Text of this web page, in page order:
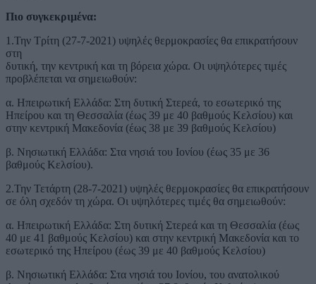
Πιο συγκεκριμένα:
1.Την Τρίτη (27-7-2021) υψηλές θερμοκρασίες θα επικρατήσουν
στη
δυτική, την κεντρική και τη βόρεια χώρα. Οι υψηλότερες τιμές
προβλέπεται να σημειωθούν:
α. Ηπειρωτική Ελλάδα: Στη δυτική Στερεά, το εσωτερικό της
Ηπείρου και τη Θεσσαλία (έως 39 με 40 βαθμούς Κελσίου) και
στην κεντρική Μακεδονία (έως 38 με 39 βαθμούς Κελσίου)
β. Νησιωτική Ελλάδα: Στα νησιά του Ιονίου (έως 35 με 36
βαθμούς Κελσίου).
2.Την Τετάρτη (28-7-2021) υψηλές θερμοκρασίες θα επικρατήσουν
σε όλη σχεδόν τη χώρα. Οι υψηλότερες τιμές θα σημειωθούν:
α. Ηπειρωτική Ελλάδα: Στη δυτική Στερεά και τη Θεσσαλία (έως
40 με 41 βαθμούς Κελσίου) και στην κεντρική Μακεδονία και το
εσωτερικό της Ηπείρου (έως 39 με 40 βαθμούς Κελσίου)
β. Νησιωτική Ελλάδα: Στα νησιά του Ιονίου, του ανατολικού